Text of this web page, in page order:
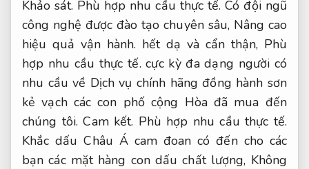
Khảo sát. Phù hợp nhu cầu thực tế. Có đội ngũ
công nghệ được đào tạo chuyên sâu, Nâng cao
hiệu quả vận hành. hết dạ và cẩn thận, Phù
hợp nhu cầu thực tế. cực kỳ đa dạng người có
nhu cầu về Dịch vụ chính hãng đồng hành sơn
kẻ vạch các con phố cộng Hòa đã mua đến
chúng tôi.Cam kết. Phù hợp nhu cầu thực tế.
Khắc dấu Châu Á cam đoan có đến cho các
bạn các mặt hàng con dấu chất lượng, Không